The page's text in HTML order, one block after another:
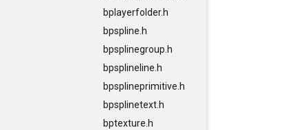
bplayerfolder.h
bpspline.h
bpsplinegroup.h
bpsplineline.h
bpsplineprimitive.h
bpsplinetext.h
bptexture.h